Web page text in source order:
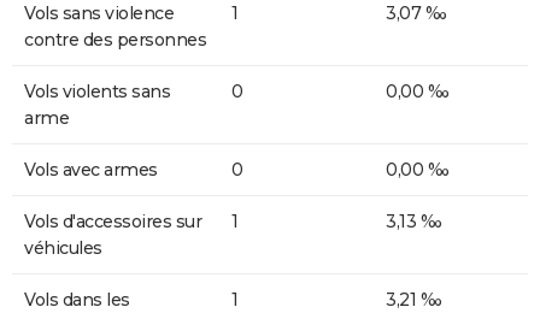
Vols sans violence
contre des personnes
1 3,07 ‰
Vols violents sans
arme
0 0,00 ‰
Vols avec armes 0 0,00 ‰
Vols d'accessoires sur
véhicules
1 3,13 ‰
Vols dans les
1 3,21 ‰